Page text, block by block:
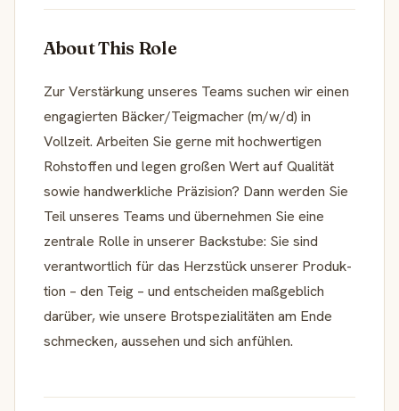
About This Role
Zur Verstär­kung unseres Teams suchen wir einen
engagierten Bäcker/Teigmacher (m/w/d) in
Vollzeit. Arbeiten Sie gerne mit hochwer­tigen
Rohstoffen und legen großen Wert auf Qualität
sowie handwerk­liche Präzision? Dann werden Sie
Teil unseres Teams und übernehmen Sie eine
zentrale Rolle in unserer Backstube: Sie sind
verant­wort­lich für das Herzstück unserer Produk­
tion – den Teig – und entscheiden maßgeb­lich
darüber, wie unsere Brotspe­zia­li­täten am Ende
schmecken, aussehen und sich anfühlen.